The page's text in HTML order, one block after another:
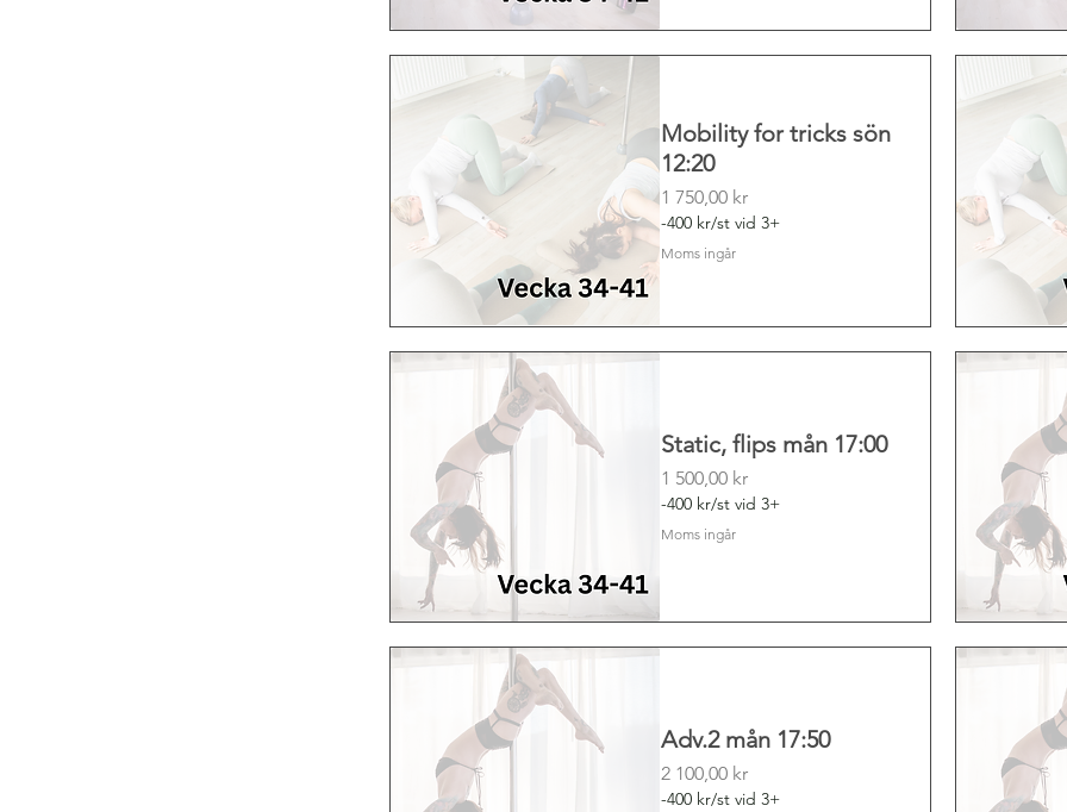
Mobility for tricks sön
12:20
Pris
1 750,00 kr
-400 kr/st vid 3+
Moms ingår
Static, flips mån 17:00
Pris
1 500,00 kr
-400 kr/st vid 3+
Moms ingår
Adv.2 mån 17:50
Pris
2 100,00 kr
-400 kr/st vid 3+